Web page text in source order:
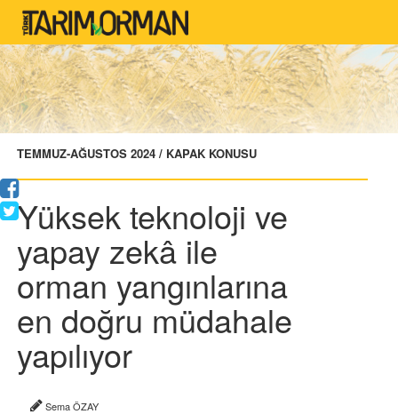
TEMMUZ-AĞUSTOS 2024 / KAPAK KONUSU
Yüksek teknoloji ve
yapay zekâ ile
orman yangınlarına
en doğru müdahale
yapılıyor
Sema ÖZAY